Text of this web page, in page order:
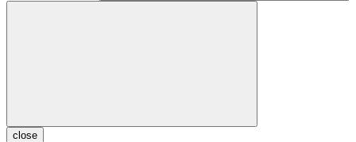
close